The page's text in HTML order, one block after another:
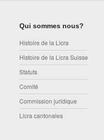
Qui sommes nous?
Histoire de la Licra
Histoire de la Licra Suisse
Statuts
Comité
Commission juridique
Licra cantonales